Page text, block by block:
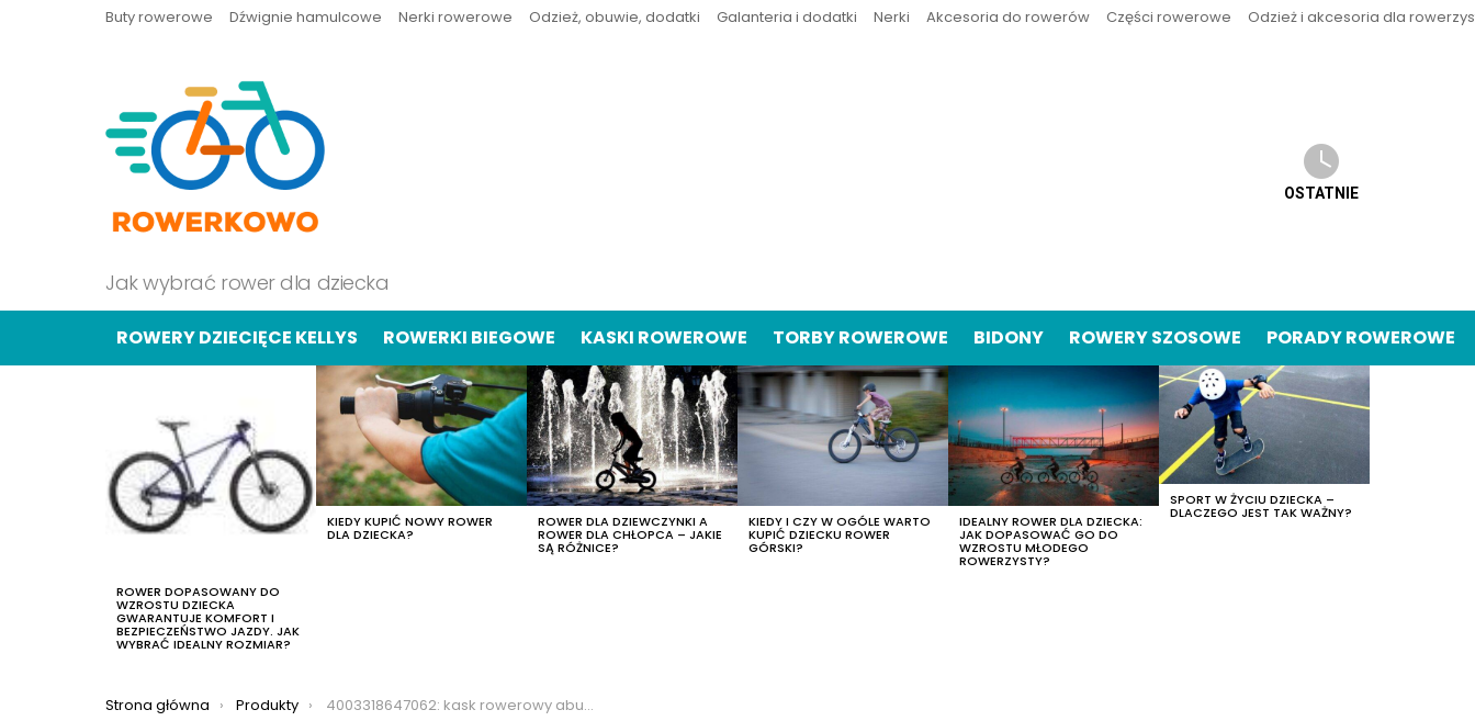
Buty rowerowe Dźwignie hamulcowe Nerki rowerowe Odzież, obuwie, dodatki Galanteria i dodatki Nerki Akcesoria do rowerów Części rowerowe Odzież i akcesoria dla
Jak wybrać rower dla dziecka
OSTATNIE
ROWERY DZIECIĘCE KELLYS ROWERKI BIEGOWE KASKI ROWEROWE TORBY ROWEROWE BIDONY ROWERY SZOSOWE PORADY ROWEROWE
ROWER DOPASOWANY DO
WZROSTU DZIECKA
GWARANTUJE KOMFORT I
BEZPIECZEŃSTWO JAZDY. JAK
WYBRAĆ IDEALNY ROZMIAR?
KIEDY KUPIĆ NOWY ROWER
DLA DZIECKA?
ROWER DLA DZIEWCZYNKI A
ROWER DLA CHŁOPCA – JAKIE
SĄ RÓŻNICE?
KIEDY I CZY W OGÓLE WARTO
KUPIĆ DZIECKU ROWER
GÓRSKI?
IDEALNY ROWER DLA DZIECKA:
JAK DOPASOWAĆ GO DO
WZROSTU MŁODEGO
ROWERZYSTY?
SPORT W ŻYCIU DZIECKA –
DLACZEGO JEST TAK WAŻNY?
Jesteś tutaj:
Strona główna Produkty 4003318647062: kask rowerowy abus motrip, kolor czarny, rozmiar s